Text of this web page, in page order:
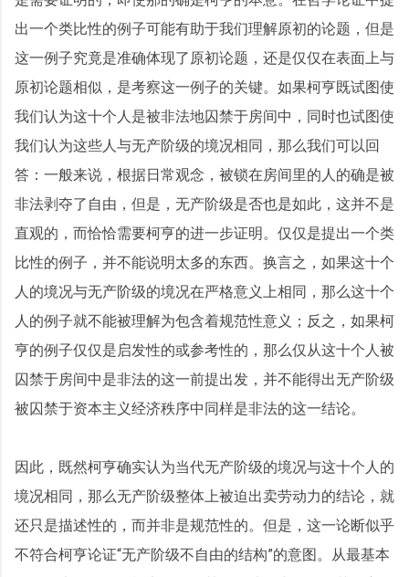
出一个类比性的例子可能有助于我们理解原初的论题，但是
这一例子究竟是准确体现了原初论题，还是仅仅在表面上与
原初论题相似，是考察这一例子的关键。如果柯亨既试图使
我们认为这十个人是被非法地囚禁于房间中，同时也试图使
我们认为这些人与无产阶级的境况相同，那么我们可以回
答：一般来说，根据日常观念，被锁在房间里的人的确是被
非法剥夺了自由，但是，无产阶级是否也是如此，这并不是
直观的，而恰恰需要柯亨的进一步证明。仅仅是提出一个类
比性的例子，并不能说明太多的东西。换言之，如果这十个
人的境况与无产阶级的境况在严格意义上相同，那么这十个
人的例子就不能被理解为包含着规范性意义；反之，如果柯
亨的例子仅仅是启发性的或参考性的，那么仅从这十个人被
囚禁于房间中是非法的这一前提出发，并不能得出无产阶级
被囚禁于资本主义经济秩序中同样是非法的这一结论。
因此，既然柯亨确实认为当代无产阶级的境况与这十个人的
境况相同，那么无产阶级整体上被迫出卖劳动力的结论，就
还只是描述性的，而并非是规范性的。但是，这一论断似乎
不符合柯亨论证“无产阶级不自由的结构”的意图。从最基本